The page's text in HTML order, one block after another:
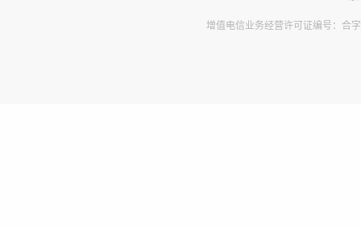
增值电信业务经营许可证编号：合